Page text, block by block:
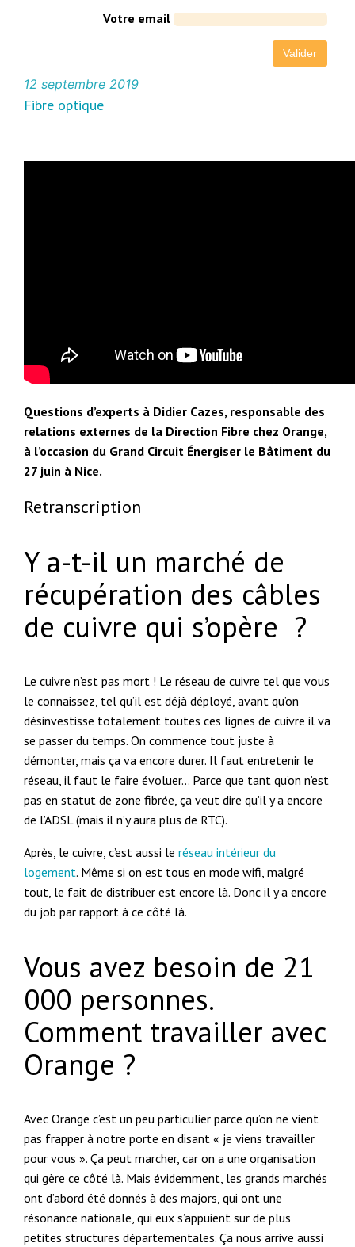
Votre email
12 septembre 2019
Fibre optique
Questions d’experts à Didier Cazes, responsable des
relations externes de la Direction Fibre chez Orange,
à l’occasion du Grand Circuit Énergiser le Bâtiment du
27 juin à Nice.
Retranscription
Y a-t-il un marché de
récupération des câbles
de cuivre qui s’opère ?
Le cuivre n’est pas mort ! Le réseau de cuivre tel que vous
le connaissez, tel qu’il est déjà déployé, avant qu’on
désinvestisse totalement toutes ces lignes de cuivre il va
se passer du temps. On commence tout juste à
démonter, mais ça va encore durer. Il faut entretenir le
réseau, il faut le faire évoluer… Parce que tant qu’on n’est
pas en statut de zone fibrée, ça veut dire qu’il y a encore
de l’ADSL (mais il n’y aura plus de RTC).
Après, le cuivre, c’est aussi leréseau intérieur du
logement. Même si on est tous en mode wifi, malgré
tout, le fait de distribuer est encore là. Donc il y a encore
du job par rapport à ce côté là.
Vous avez besoin de 21
000 personnes.
Comment travailler avec
Orange ?
Avec Orange c’est un peu particulier parce qu’on ne vient
pas frapper à notre porte en disant « je viens travailler
pour vous ». Ça peut marcher, car on a une organisation
qui gère ce côté là. Mais évidemment, les grands marchés
ont d’abord été donnés à des majors, qui ont une
résonance nationale, qui eux s’appuient sur de plus
petites structures départementales. Ça nous arrive aussi